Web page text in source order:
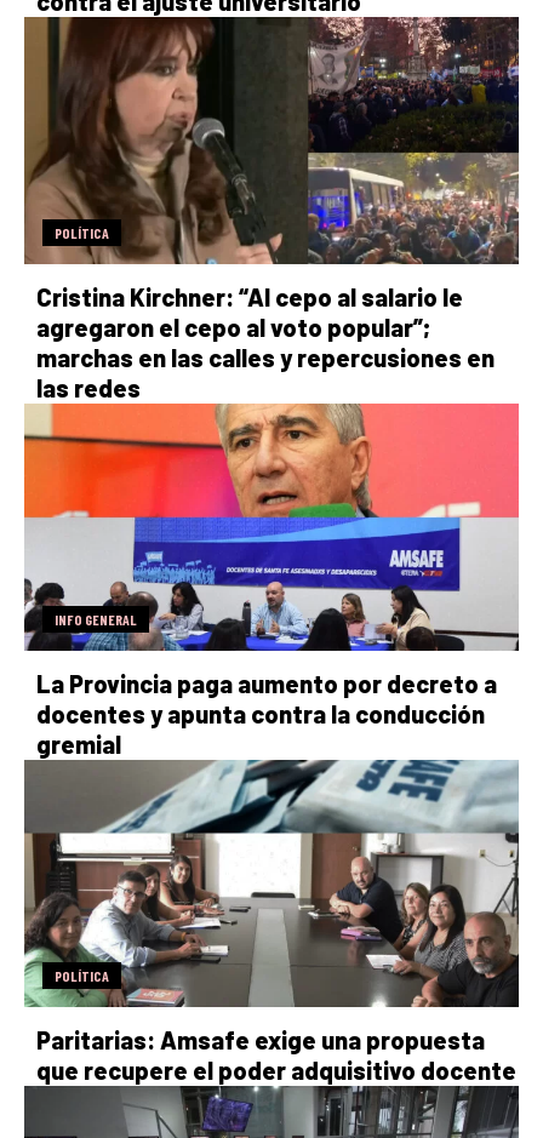
POLÍTICA
Cristina Kirchner: “Al cepo al salario le
agregaron el cepo al voto popular”;
marchas en las calles y repercusiones en
las redes
INFO GENERAL
La Provincia paga aumento por decreto a
docentes y apunta contra la conducción
gremial
POLÍTICA
Paritarias: Amsafe exige una propuesta
que recupere el poder adquisitivo docente